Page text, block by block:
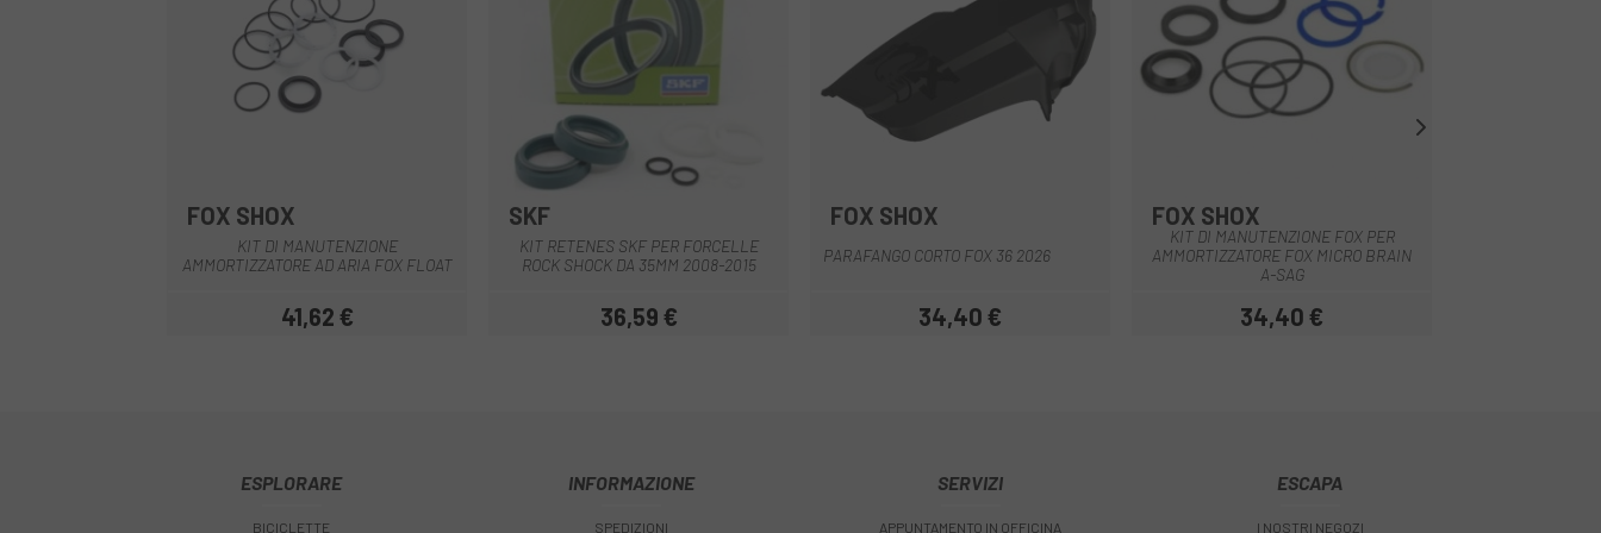
FOX SHOX
KIT DI MANUTENZIONE
AMMORTIZZATORE AD ARIA FOX FLOAT
Prezzo
41,62 €
SKF
KIT RETENES SKF PER FORCELLE
ROCK SHOCK DA 35MM 2008-2015
Prezzo
36,59 €
FOX SHOX
PARAFANGO CORTO FOX 36 2026
Prezzo
34,40 €
FOX SHOX
KIT DI MANUTENZIONE FOX PER
AMMORTIZZATORE FOX MICRO BRAIN
A-SAG
Prezzo
34,40 €
ESPLORARE
BICICLETTE
INFORMAZIONE
SPEDIZIONI
SERVIZI
APPUNTAMENTO IN OFFICINA
ESCAPA
I NOSTRI NEGOZI